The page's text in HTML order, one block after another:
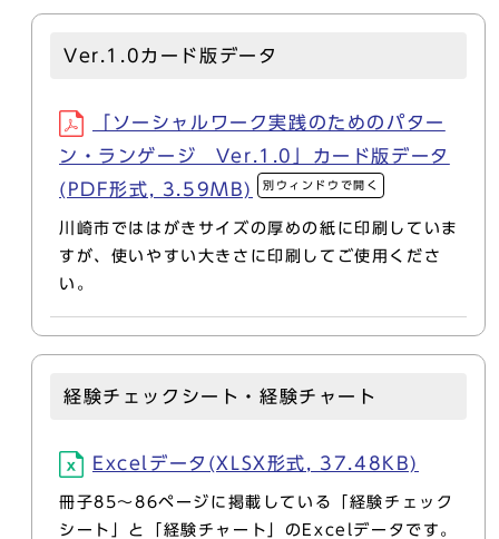
Ver.1.0カード版データ
「ソーシャルワーク実践のためのパター
ン・ランゲージ Ver.1.0」カード版データ
(PDF形式, 3.59MB)
別ウィンドウで開く
川崎市でははがきサイズの厚めの紙に印刷していま
すが、使いやすい大きさに印刷してご使用くださ
い。
経験チェックシート・経験チャート
Excelデータ(XLSX形式, 37.48KB)
冊子85～86ページに掲載している「経験チェック
シート」と「経験チャート」のExcelデータです。